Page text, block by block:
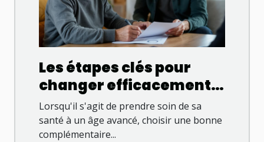
Les étapes clés pour
changer efficacement
de complémentaire
santé sénior
Lorsqu'il s'agit de prendre soin de sa
santé à un âge avancé, choisir une bonne
complémentaire...